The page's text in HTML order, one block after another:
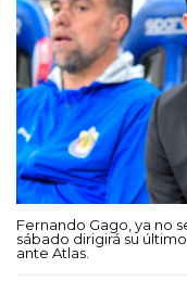
Fernando Gago, ya no
sábado dirigirá su
ante Atlas.